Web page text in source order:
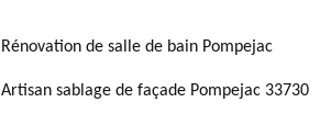
Rénovation de salle de bain Pompejac
Artisan sablage de façade Pompejac 33730